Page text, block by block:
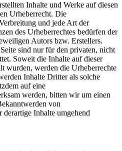
Inhalte und Werke auf diesen
Urheberrecht. Die
und jede Art der
des Urheberrechtes bedürfen der
Autors bzw. Erstellers.
sind nur für den privaten, nicht
Soweit die Inhalte auf dieser
wurden, werden die Urheberrechte
Inhalte Dritter als solche
auf eine
werden, bitten wir um einen
von
Inhalte umgehend